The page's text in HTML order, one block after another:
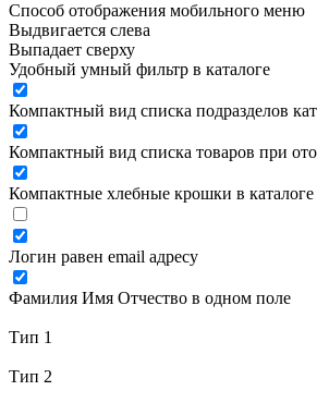
Способ отображения мобильного меню
Выдвигается слева
Выпадает сверху
Удобный умный фильтр в каталоге
Компактный вид списка подразделов
Компактный вид списка товаров при
Компактные хлебные крошки в каталоге
Логин равен email адресу
Фамилия Имя Отчество в одном поле
Тип 1
Тип 2